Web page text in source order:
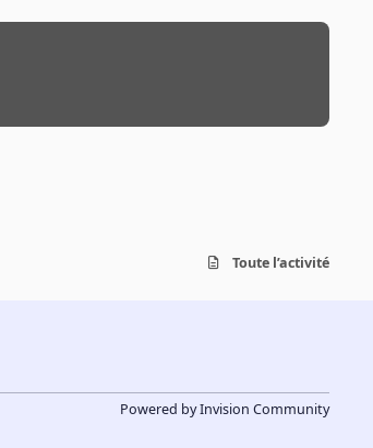
Toute l’activité
Powered byInvision Community